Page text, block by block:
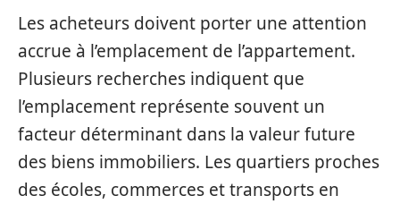
Les acheteurs doivent porter une attention
accrue à l’emplacement de l’appartement.
Plusieurs recherches indiquent que
l’emplacement représente souvent un
facteur déterminant dans la valeur future
des biens immobiliers. Les quartiers proches
des écoles, commerces et transports en